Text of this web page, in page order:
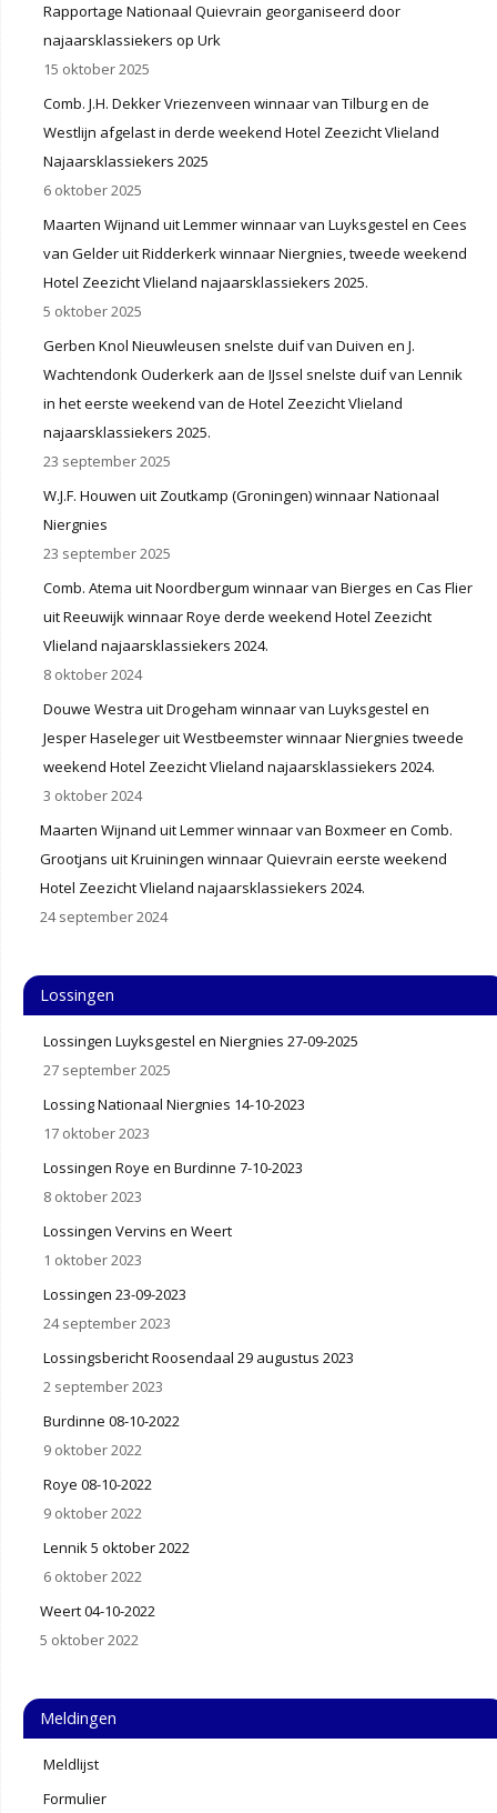
Rapportage Nationaal Quievrain georganiseerd door
najaarsklassiekers op Urk
15 oktober 2025
Comb. J.H. Dekker Vriezenveen winnaar van Tilburg en de
Westlijn afgelast in derde weekend Hotel Zeezicht Vlieland
Najaarsklassiekers 2025
6 oktober 2025
Maarten Wijnand uit Lemmer winnaar van Luyksgestel en Cees
van Gelder uit Ridderkerk winnaar Niergnies, tweede weekend
Hotel Zeezicht Vlieland najaarsklassiekers 2025.
5 oktober 2025
Gerben Knol Nieuwleusen snelste duif van Duiven en J.
Wachtendonk Ouderkerk aan de IJssel snelste duif van Lennik
in het eerste weekend van de Hotel Zeezicht Vlieland
najaarsklassiekers 2025.
23 september 2025
W.J.F. Houwen uit Zoutkamp (Groningen) winnaar Nationaal
Niergnies
23 september 2025
Comb. Atema uit Noordbergum winnaar van Bierges en Cas Flier
uit Reeuwijk winnaar Roye derde weekend Hotel Zeezicht
Vlieland najaarsklassiekers 2024.
8 oktober 2024
Douwe Westra uit Drogeham winnaar van Luyksgestel en
Jesper Haseleger uit Westbeemster winnaar Niergnies tweede
weekend Hotel Zeezicht Vlieland najaarsklassiekers 2024.
3 oktober 2024
Maarten Wijnand uit Lemmer winnaar van Boxmeer en Comb.
Grootjans uit Kruiningen winnaar Quievrain eerste weekend
Hotel Zeezicht Vlieland najaarsklassiekers 2024.
24 september 2024
Lossingen
Lossingen Luyksgestel en Niergnies 27-09-2025
27 september 2025
Lossing Nationaal Niergnies 14-10-2023
17 oktober 2023
Lossingen Roye en Burdinne 7-10-2023
8 oktober 2023
Lossingen Vervins en Weert
1 oktober 2023
Lossingen 23-09-2023
24 september 2023
Lossingsbericht Roosendaal 29 augustus 2023
2 september 2023
Burdinne 08-10-2022
9 oktober 2022
Roye 08-10-2022
9 oktober 2022
Lennik 5 oktober 2022
6 oktober 2022
Weert 04-10-2022
5 oktober 2022
Meldingen
Meldlijst
Formulier